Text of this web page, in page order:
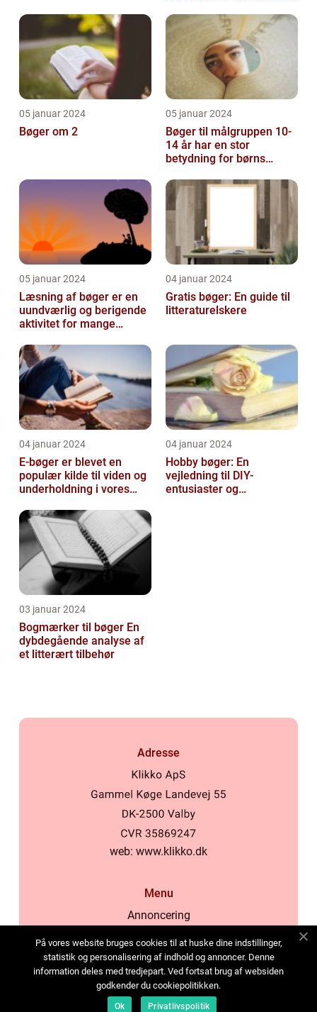
05 januar 2024
Bøger om 2
05 januar 2024
Bøger til målgruppen 10-
14 år har en stor
betydning for børns
05 januar 2024
Læsning af bøger er en
uundværlig og berigende
aktivitet for mange
04 januar 2024
Gratis bøger: En guide til
litteraturelskere
04 januar 2024
E-bøger er blevet en
populær kilde til viden og
underholdning i vores
04 januar 2024
Hobby bøger: En
vejledning til DIY-
entusiaster og
03 januar 2024
Bogmærker til bøger En
dybdegående analyse af
et litterært tilbehør
Adresse
web: www.klikko.dk
Menu
Annoncering
Cookies
Kontakt os
Sitemap
På vores website bruges cookies til at huske dine indstillinger,
statistik og personalisering af indhold og annoncer. Denne
information deles med tredjepart. Ved fortsat brug af websiden
godkender du cookiepolitikken.
Ok Privatlivspolitik